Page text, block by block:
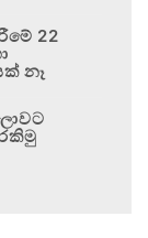
22
නෑ